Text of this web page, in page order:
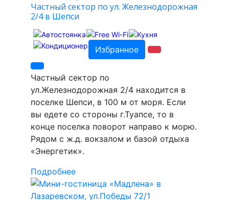
Частный сектор по ул. Железнодорожная
2/4 в Шепси
Избранное
Частный сектор по
ул.Железнодорожная 2/4 находится в
поселке Шепси, в 100 м от моря. Если
вы едете со стороны г.Туапсе, то в
конце поселка поворот направо к морю.
Рядом с ж.д. вокзалом и базой отдыха
«Энергетик».
Подробнее